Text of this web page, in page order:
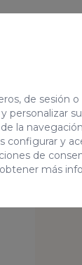
de sesión
personalizar
la
configurar y
de
más